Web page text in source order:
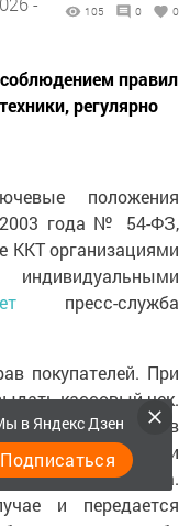
105 0 0
правил
регулярно
положения
2003 года № 54-ФЗ,
ККТ организациями
пресс-служба
покупателей. При
кассовый чек.
нужен ли чек или в
– бумажном или
закона.
и передается
в Яндекс Дзен
Подписаться